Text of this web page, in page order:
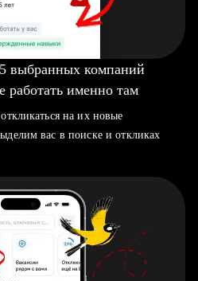
выбранных компаний
работать именно там
на их новые
вас в поиске и откликах